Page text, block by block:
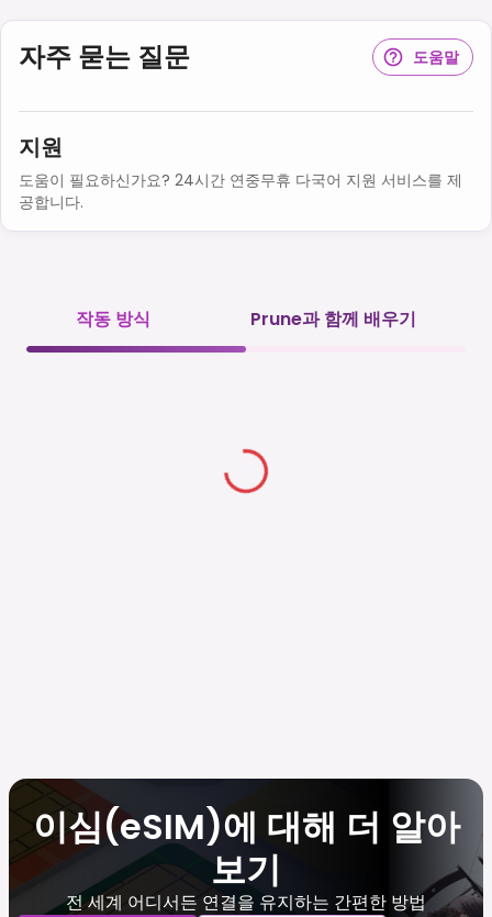
자주 묻는 질문 도움말
지원
도움이 필요하신가요? 24시간 연중무휴 다국어 지원 서비스를 제
공합니다.
작동 방식 Prune과 함께 배우기
이심(eSIM)에 대해 더 알아
보기
전 세계 어디서든 연결을 유지하는 간편한 방법